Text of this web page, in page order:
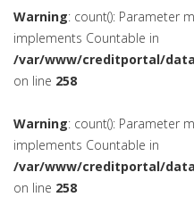
Warning: count(): Parameter
implements Countable in
/var/www/creditportal/
on line 258
Warning: count(): Parameter
implements Countable in
/var/www/creditportal/
on line 258